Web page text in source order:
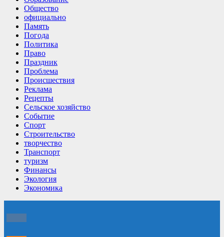
Общество
официально
Память
Погода
Политика
Право
Праздник
Проблема
Происшествия
Реклама
Рецепты
Сельское хозяйство
Событие
Спорт
Строительство
творчество
Транспорт
туризм
Финансы
Экология
Экономика